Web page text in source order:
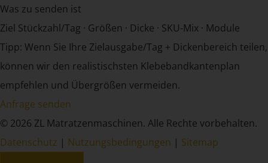
Was zu senden ist
Ziel Stückzahl/Tag · Größen · Dicke · SKU-Mix · Module
Tipp: Wenn Sie Ihre Zielausgabe/Tag + Dickenbereich teilen,
können wir den realistischsten Klebebandkantenplan
empfehlen und Übergrößen vermeiden.
Anfrage senden
© 2026 ZL Matratzenmaschinen. Alle Rechte vorbehalten.
Datenschutz | Nutzungsbedingungen | Sitemap